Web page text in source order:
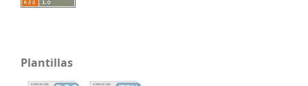
Plantillas